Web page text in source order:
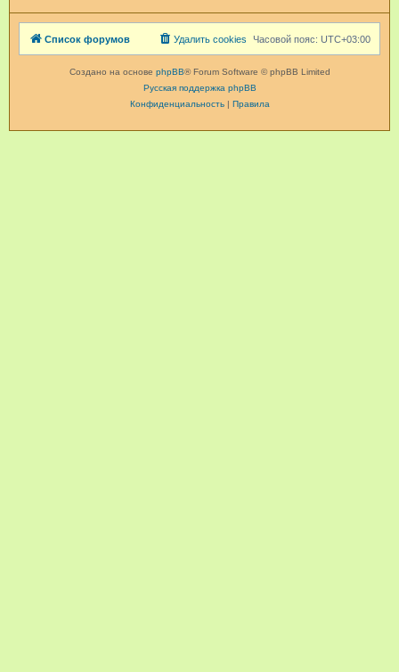
Список форумов Часовой пояс: UTC+03:00
Удалить cookies
Создано на основе phpBB® Forum Software © phpBB Limited
Русская поддержка phpBB
Конфиденциальность| Правила